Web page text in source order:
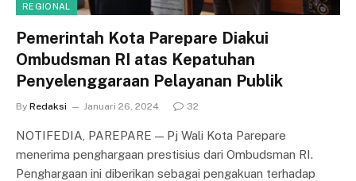
REGIONAL
Pemerintah Kota Parepare Diakui
Ombudsman RI atas Kepatuhan
Penyelenggaraan Pelayanan Publik
By Redaksi Januari 26, 2024 32
NOTIFEDIA, PAREPARE — Pj Wali Kota Parepare
menerima penghargaan prestisius dari Ombudsman RI.
Penghargaan ini diberikan sebagai pengakuan terhadap